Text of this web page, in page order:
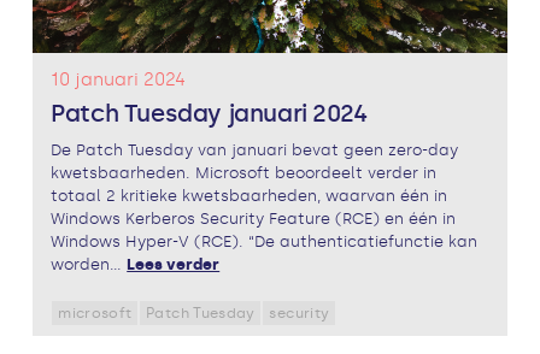
10 januari 2024
Patch Tuesday januari 2024
De Patch Tuesday van januari bevat geen zero-day
kwetsbaarheden. Microsoft beoordeelt verder in
totaal 2 kritieke kwetsbaarheden, waarvan één in
Windows Kerberos Security Feature (RCE) en één in
Windows Hyper-V (RCE). “De authenticatiefunctie kan
worden... Lees verder
microsoft Patch Tuesday security